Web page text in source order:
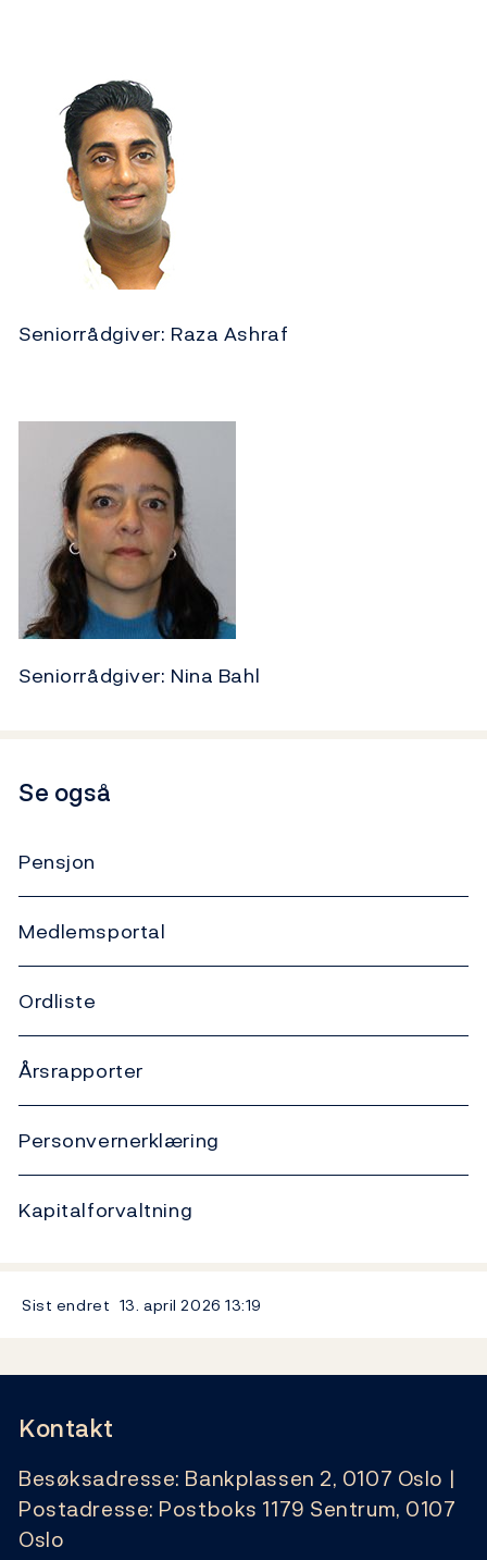
Seniorrådgiver: Raza Ashraf
Seniorrådgiver: Nina Bahl
Se også
Pensjon
Medlemsportal
Ordliste
Årsrapporter
Personvernerklæring
Kapitalforvaltning
Sist endret 13. april 202613:19
Kontakt
Besøksadresse: Bankplassen 2, 0107 Oslo |
Postadresse: Postboks 1179 Sentrum, 0107
Oslo